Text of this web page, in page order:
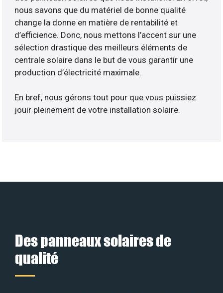
nous savons que du matériel de bonne qualité
change la donne en matière de rentabilité et
d’efficience. Donc, nous mettons l’accent sur une
sélection drastique des meilleurs éléments de
centrale solaire dans le but de vous garantir une
production d’électricité maximale.
En bref, nous gérons tout pour que vous puissiez
jouir pleinement de votre installation solaire.
Des panneaux solaires de
qualité